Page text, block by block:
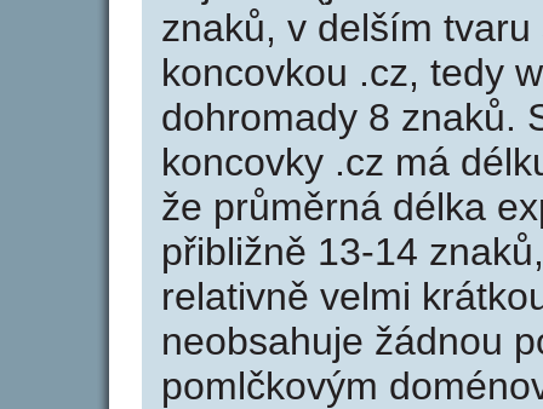
znaků, v delším
koncovkou .cz, tedy
dohromady 8 znaků.
koncovky .cz má
že průměrná délka
přibližně 13-14
relativně velmi
neobsahuje žádnou
pomlčkovým